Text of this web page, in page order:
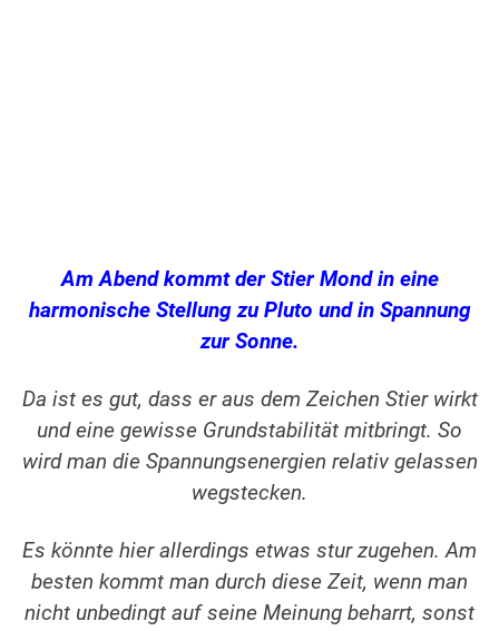
Am Abend kommt der Stier Mond in eine
harmonische Stellung zu Pluto und in Spannung
zur Sonne.
Da ist es gut, dass er aus dem Zeichen Stier wirkt
und eine gewisse Grundstabilität mitbringt. So
wird man die Spannungsenergien relativ gelassen
wegstecken.
Es könnte hier allerdings etwas stur zugehen. Am
besten kommt man durch diese Zeit, wenn man
nicht unbedingt auf seine Meinung beharrt, sonst